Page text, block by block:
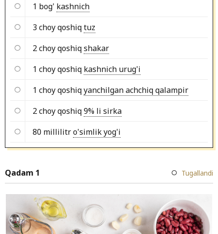
1 bog' kashnich
3 choy qoshiqtuz
2 choy qoshiqshakar
1 choy qoshiq kashnich urug'i
1 choy qoshiqyanchilgan achchiq qalampir
2 choy qoshiq9% li sirka
80 millilitro'simlik yog'i
Qadam 1 Tugallandi